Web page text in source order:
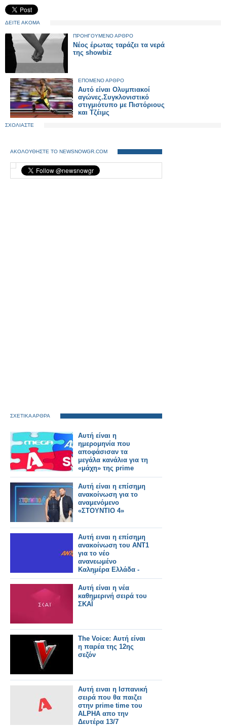
ΔΕΙΤΕ ΑΚΟΜΑ
ΠΡΟΗΓΟΥΜΕΝΟ ΑΡΘΡΟ
Νέος έρωτας ταράζει τα νερά
της showbiz
ΕΠΟΜΕΝΟ ΑΡΘΡΟ
Αυτό είναι Ολυμπιακοί
αγώνες.Συγκλονιστικό
στιγμιότυπο με Πιστόριους
και Τζέιμς
ΣΧΟΛΙΑΣΤΕ
ΑΚΟΛΟΥΘΗΣΤΕ ΤΟ NEWSNOWGR.COM
ΣΧΕΤΙΚΑ ΑΡΘΡΑ
Αυτή είναι η
ημερομηνία που
αποφάσισαν τα
μεγάλα κανάλια για τη
«μάχη» της prime
time
Αυτή είναι η επίσημη
ανακοίνωση για το
αναμενόμενο
«ΣΤΟΥΝΤΙΟ 4»
Αυτή ειναι η επίσημη
ανακοίνωση του ΑΝΤ1
για το νέο
ανανεωμένο
Καλημέρα Ελλάδα -
Αυτοί θα το
παρουσιάζουν
Αυτή είναι η νέα
καθημερινή σειρά του
ΣΚΑΪ
The Voice: Αυτή είναι
η παρέα της 12ης
σεζόν
Αυτή ειναι η Ισπανική
σειρά που θα παιζει
στην prime time του
ALPHA απο την
Δευτέρα 13/7